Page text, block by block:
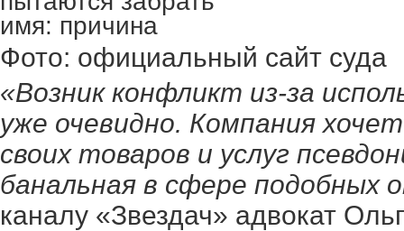
Фото: официальный сайт суда
«Возник конфликт из-за
уже очевидно. Компания
своих товаров и услуг
банальная в сфере
каналу «Звездач» адвокат